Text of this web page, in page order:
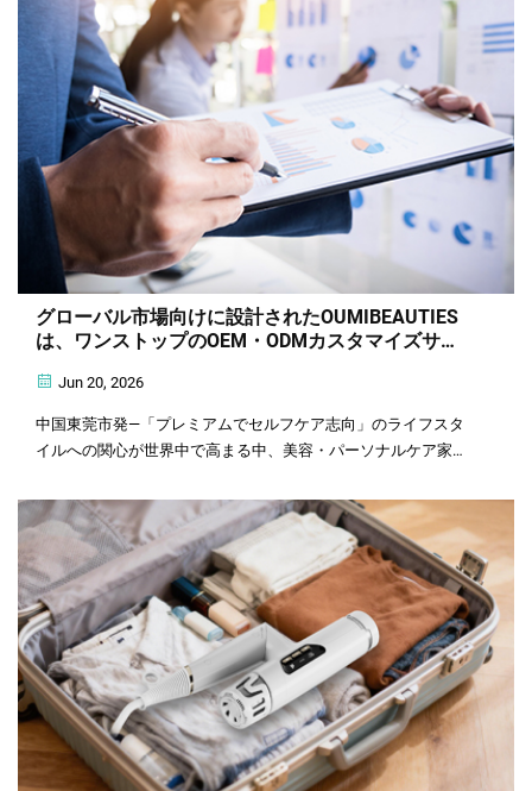
グローバル市場向けに設計されたOUMIBEAUTIES
は、ワンストップのOEM・ODMカスタマイズサー
Jun 20, 2026
中国東莞市発―「プレミアムでセルフケア志向」のライフスタ
イルへの関心が世界中で高まる中、美容・パーソナルケア家電
用アイテムへと急速に進化しています…